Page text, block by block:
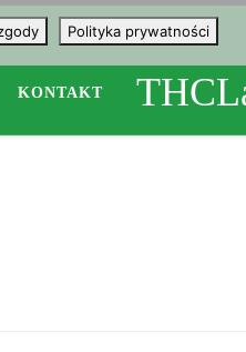
KONTAKT
Polityka prywatności